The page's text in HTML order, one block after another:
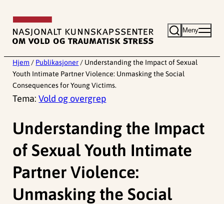
innhold
Meny
Hjem / Publikasjoner / Understanding the Impact of Sexual
Youth Intimate Partner Violence: Unmasking the Social
Consequences for Young Victims.
Tema:Vold og overgrep
Understanding the Impact
of Sexual Youth Intimate
Partner Violence:
Unmasking the Social